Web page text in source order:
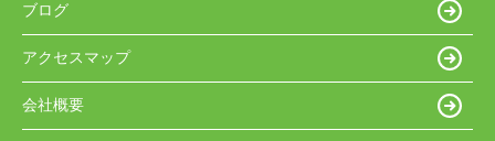
ブログ
アクセスマップ
会社概要